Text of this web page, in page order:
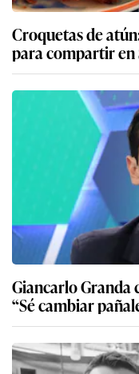
Croquetas de
para compartir en
Giancarlo Granda
“Sé cambiar